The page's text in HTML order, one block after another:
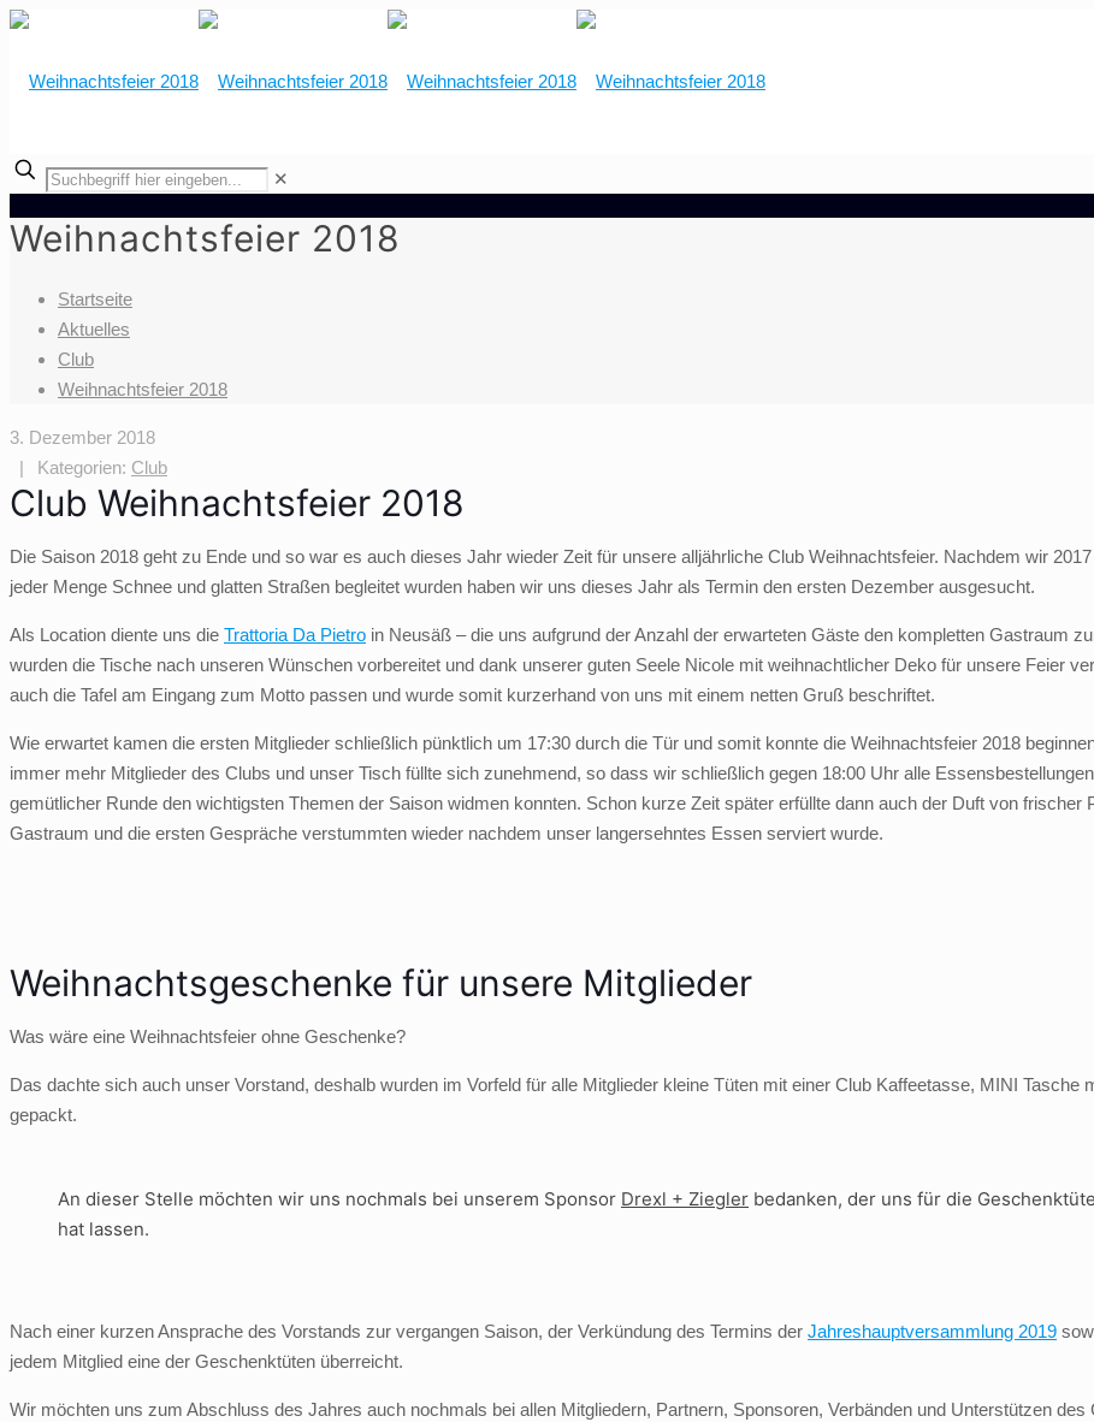
✕
Weihnachtsfeier 2018
Startseite
Aktuelles
Club
Weihnachtsfeier 2018
3. Dezember 2018
|
Kategorien: Club
Club Weihnachtsfeier 2018
Die Saison 2018 geht zu Ende und so war es auch dieses Jahr wieder Zeit für unsere alljährliche Club Weihnachtsfeier. Nachdem wir
jeder Menge Schnee und glatten Straßen begleitet wurden haben wir uns dieses Jahr als Termin den ersten Dezember ausgesucht.
Als Location diente uns die Trattoria Da Pietro in Neusäß – die uns aufgrund der Anzahl der erwarteten Gäste den kompletten Gastraum
wurden die Tische nach unseren Wünschen vorbereitet und dank unserer guten Seele Nicole mit weihnachtlicher Deko für unsere Feier
auch die Tafel am Eingang zum Motto passen und wurde somit kurzerhand von uns mit einem netten Gruß beschriftet.
Wie erwartet kamen die ersten Mitglieder schließlich pünktlich um 17:30 durch die Tür und somit konnte die Weihnachtsfeier 2018
immer mehr Mitglieder des Clubs und unser Tisch füllte sich zunehmend, so dass wir schließlich gegen 18:00 Uhr alle
gemütlicher Runde den wichtigsten Themen der Saison widmen konnten. Schon kurze Zeit später erfüllte dann auch der Duft von frischer
Gastraum und die ersten Gespräche verstummten wieder nachdem unser langersehntes Essen serviert wurde.
Weihnachtsgeschenke für unsere Mitglieder
Was wäre eine Weihnachtsfeier ohne Geschenke?
Das dachte sich auch unser Vorstand, deshalb wurden im Vorfeld für alle Mitglieder kleine Tüten mit einer Club Kaffeetasse, MINI
gepackt.
An dieser Stelle möchten wir uns nochmals bei unserem Sponsor Drexl + Ziegler bedanken, der uns für die
hat lassen.
Nach einer kurzen Ansprache des Vorstands zur vergangen Saison, der Verkündung des Termins der Jahreshauptversammlung 2019
jedem Mitglied eine der Geschenktüten überreicht.
Wir möchten uns zum Abschluss des Jahres auch nochmals bei allen Mitgliedern, Partnern, Sponsoren, Verbänden und Unterstützen